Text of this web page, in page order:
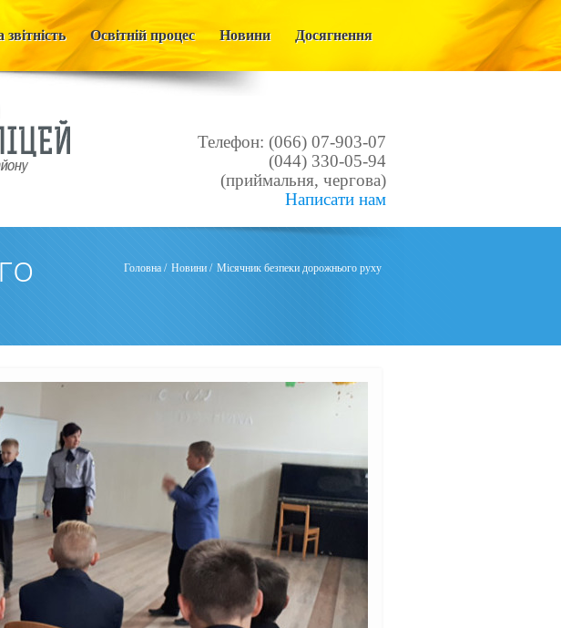
Освітній процес Новини Досягнення
Телефон: (066) 07-903-07
(044) 330-05-94
(приймальня, чергова)
Написати нам
Головна / Новини / Місячник безпеки дорожнього руху